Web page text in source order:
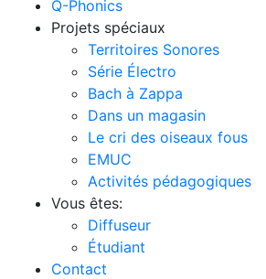
Q-Phonics
Projets spéciaux
Territoires Sonores
Série Électro
Bach à Zappa
Dans un magasin
Le cri des oiseaux fous
EMUC
Activités pédagogiques
Vous êtes:
Diffuseur
Étudiant
Contact